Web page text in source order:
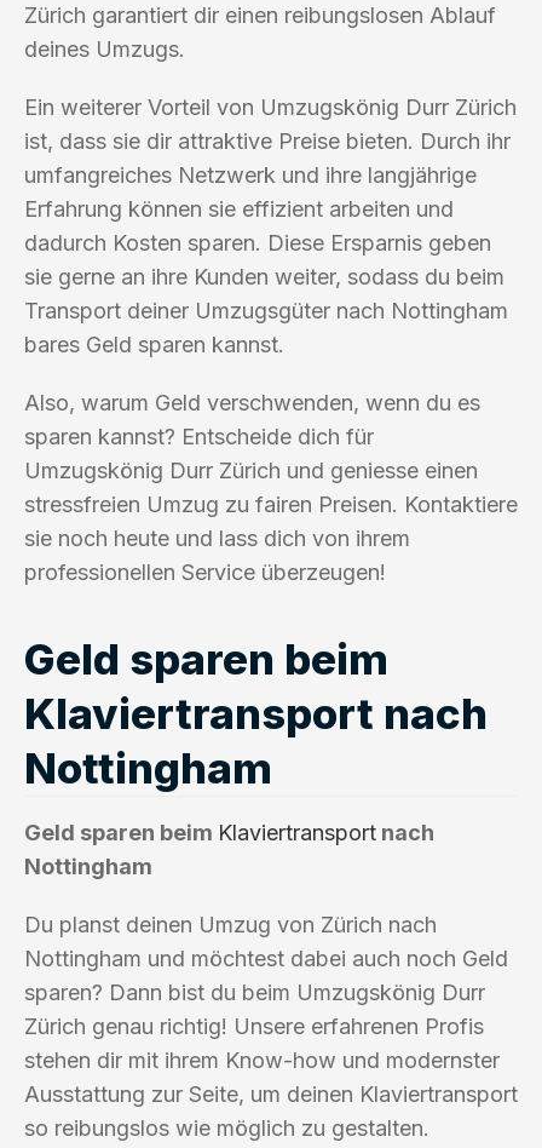
Zürich garantiert dir einen reibungslosen Ablauf
deines Umzugs.
Ein weiterer Vorteil von Umzugskönig Durr Zürich
ist, dass sie dir attraktive Preise bieten. Durch ihr
umfangreiches Netzwerk und ihre langjährige
Erfahrung können sie effizient arbeiten und
dadurch Kosten sparen. Diese Ersparnis geben
sie gerne an ihre Kunden weiter, sodass du beim
Transport deiner Umzugsgüter nach Nottingham
bares Geld sparen kannst.
Also, warum Geld verschwenden, wenn du es
sparen kannst? Entscheide dich für
Umzugskönig Durr Zürich und geniesse einen
stressfreien Umzug zu fairen Preisen. Kontaktiere
sie noch heute und lass dich von ihrem
professionellen Service überzeugen!
Geld sparen beim
Klaviertransport nach
Nottingham
Geld sparen beim Klaviertransport nach
Nottingham
Du planst deinen Umzug von Zürich nach
Nottingham und möchtest dabei auch noch Geld
sparen? Dann bist du beim Umzugskönig Durr
Zürich genau richtig! Unsere erfahrenen Profis
stehen dir mit ihrem Know-how und modernster
Ausstattung zur Seite, um deinen Klaviertransport
so reibungslos wie möglich zu gestalten.